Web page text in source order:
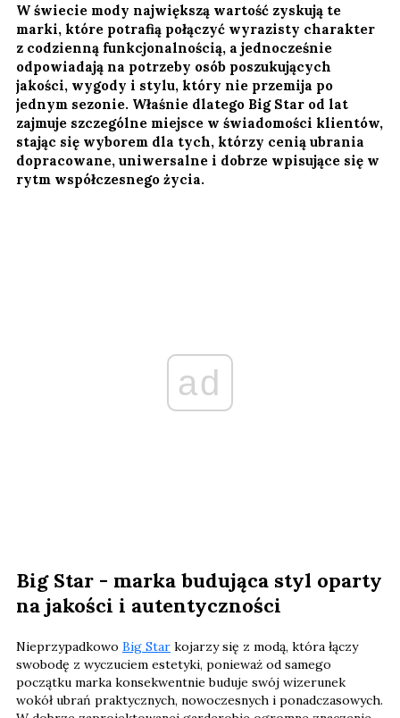
W świecie mody największą wartość zyskują te
marki, które potrafią połączyć wyrazisty charakter
z codzienną funkcjonalnością, a jednocześnie
odpowiadają na potrzeby osób poszukujących
jakości, wygody i stylu, który nie przemija po
jednym sezonie. Właśnie dlatego Big Star od lat
zajmuje szczególne miejsce w świadomości klientów,
stając się wyborem dla tych, którzy cenią ubrania
dopracowane, uniwersalne i dobrze wpisujące się w
rytm współczesnego życia.
ad
Big Star - marka budująca styl oparty
na jakości i autentyczności
Nieprzypadkowo Big Star kojarzy się z modą, która łączy
swobodę z wyczuciem estetyki, ponieważ od samego
początku marka konsekwentnie buduje swój wizerunek
wokół ubrań praktycznych, nowoczesnych i ponadczasowych.